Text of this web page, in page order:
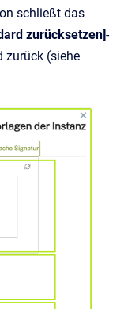
schließt das
zurücksetzen]-
zurück (siehe